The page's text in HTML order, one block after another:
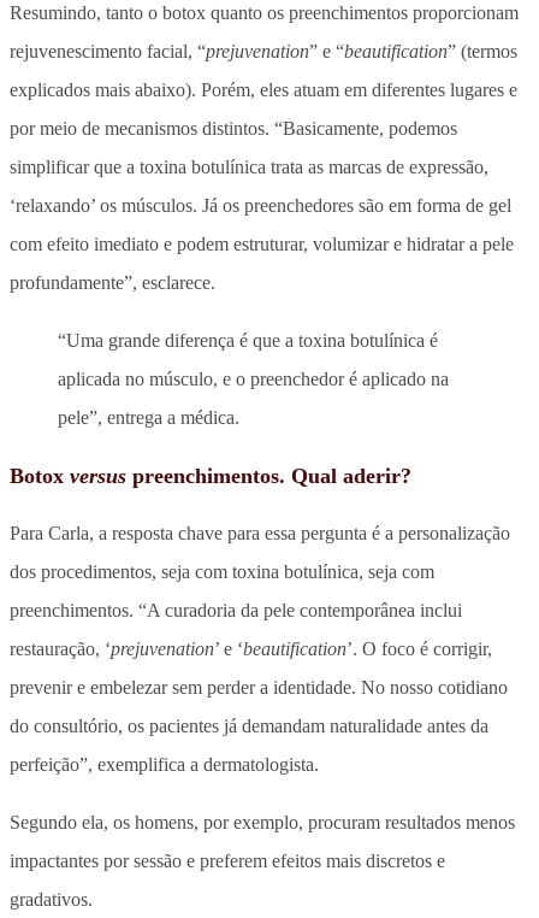
Resumindo, tanto o botox quanto os preenchimentos proporcionam
rejuvenescimento facial, “prejuvenation” e “beautification” (termos
explicados mais abaixo). Porém, eles atuam em diferentes lugares e
por meio de mecanismos distintos. “Basicamente, podemos
simplificar que a toxina botulínica trata as marcas de expressão,
‘relaxando’ os músculos. Já os preenchedores são em forma de gel
com efeito imediato e podem estruturar, volumizar e hidratar a pele
profundamente”, esclarece.
“Uma grande diferença é que a toxina botulínica é
aplicada no músculo, e o preenchedor é aplicado na
pele”, entrega a médica.
Botox versus preenchimentos. Qual aderir?
Para Carla, a resposta chave para essa pergunta é a personalização
dos procedimentos, seja com toxina botulínica, seja com
preenchimentos. “A curadoria da pele contemporânea inclui
restauração, ‘prejuvenation’ e ‘beautification’. O foco é corrigir,
prevenir e embelezar sem perder a identidade. No nosso cotidiano
do consultório, os pacientes já demandam naturalidade antes da
perfeição”, exemplifica a dermatologista.
Segundo ela, os homens, por exemplo, procuram resultados menos
impactantes por sessão e preferem efeitos mais discretos e
gradativos.